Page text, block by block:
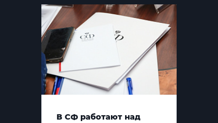
В СФ работают над